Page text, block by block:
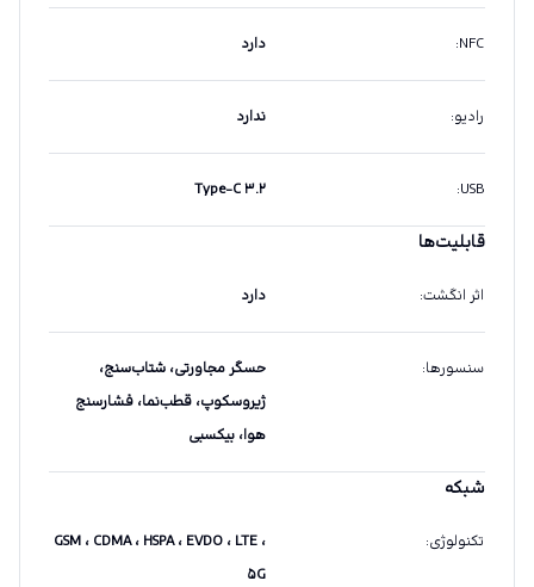
NFC
: دارد
رادیو: ندارد
USB
: Type-C ۳.۲
قابلیت‌ها
اثر انگشت: دارد
سنسورها:
حسگر مجاورتی، شتاب‌سنج،
ژیروسکوپ، قطب‌نما، فشارسنج
هوا، بیکسبی
شبکه
تکنولوژی:
GSM ، CDMA ، HSPA ، EVDO ، LTE ،
۵G